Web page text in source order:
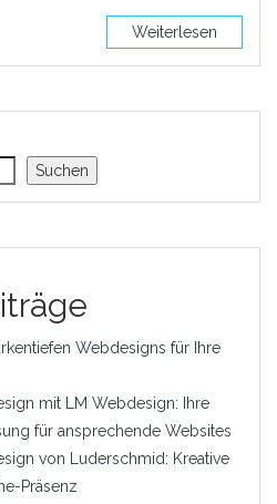
Weiterlesen
Suchen
Webdesigns für Ihre
mit LM Webdesign: Ihre
für ansprechende Websites
von Luderschmid: Kreative
Präsenz